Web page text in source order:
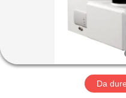
EXCURSÃO
Da